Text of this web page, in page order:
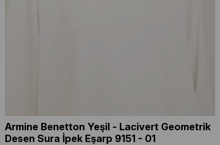
Armine Benetton Yeşil - Lacivert Geometrik
Desen Sura İpek Eşarp 9151 - 01